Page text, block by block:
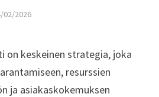
02/2026
on keskeinen strategia, joka
resurssien
ja asiakaskokemuksen